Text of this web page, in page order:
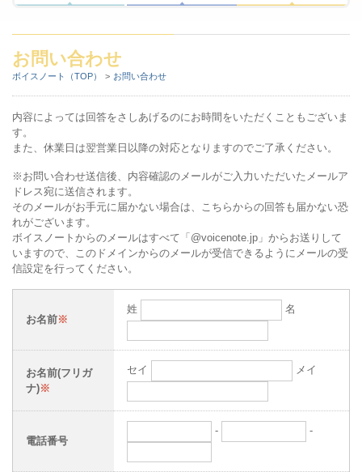
お問い合わせ
ボイスノート（TOP） お問い合わせ
内容によっては回答をさしあげるのにお時間をいただくこともございま
す。
また、休業日は翌営業日以降の対応となりますのでご了承ください。
※お問い合わせ送信後、内容確認のメールがご入力いただいたメールア
ドレス宛に送信されます。
そのメールがお手元に届かない場合は、こちらからの回答も届かない恐
れがございます。
ボイスノートからのメールはすべて「@voicenote.jp」からお送りして
いますので、このドメインからのメールが受信できるようにメールの受
信設定を行ってください。
お名前※
姓 名
お名前(フリガ
ナ)※
セイ メイ
電話番号
- -